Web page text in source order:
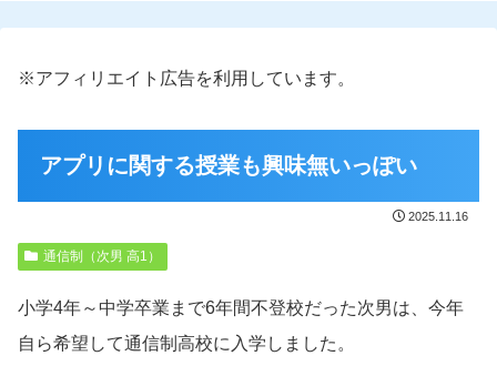
※アフィリエイト広告を利用しています。
アプリに関する授業も興味無いっぽい
2025.11.16
通信制（次男 高1）
小学4年～中学卒業まで6年間不登校だった次男は、今年
自ら希望して通信制高校に入学しました。